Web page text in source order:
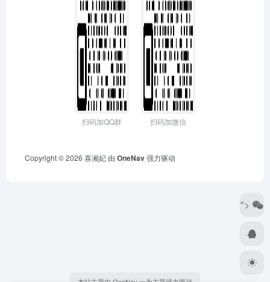
扫码加QQ群 扫码加微信
Copyright © 2026 喜湘妃 由 OneNav强力驱动
">